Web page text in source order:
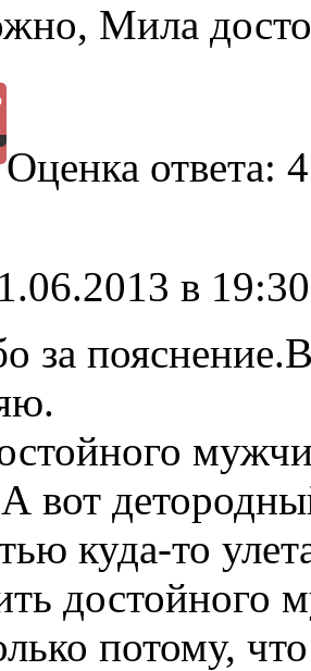
Мила
Оценка ответа:
в
за
вот
куда-то
потому,